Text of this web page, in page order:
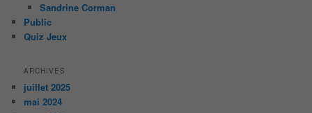
Sandrine Corman
Public
Quiz Jeux
ARCHIVES
juillet 2025
mai 2024